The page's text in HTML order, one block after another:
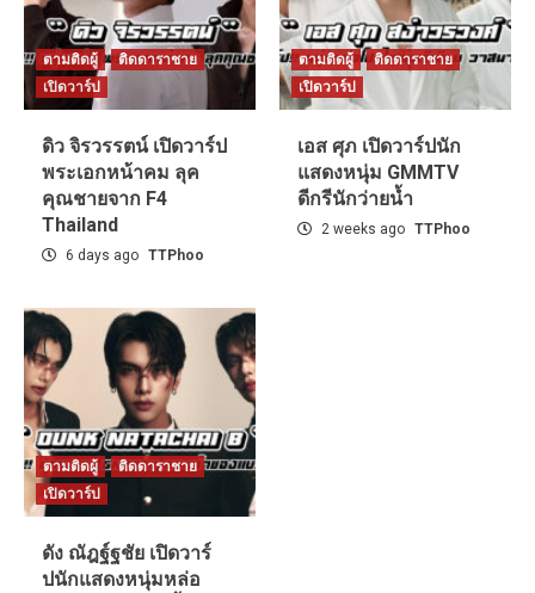
ตามติดผู้
ติดดาราชาย
เปิดวาร์ป
ดิว จิรวรรตน์ เปิดวาร์ป
พระเอกหน้าคม ลุค
คุณชายจาก F4
Thailand
6 days ago TTPhoo
ตามติดผู้
ติดดาราชาย
เปิดวาร์ป
เอส ศุภ เปิดวาร์ปนัก
แสดงหนุ่ม GMMTV
ดีกรีนักว่ายน้ำ
2 weeks ago TTPhoo
ตามติดผู้
ติดดาราชาย
เปิดวาร์ป
ดัง ณัฎฐ์ฐชัย เปิดวาร์
ปนักแสดงหนุ่มหล่อ